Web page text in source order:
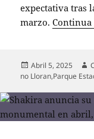
expectativa tras
marzo.Continua
Publicado
el
Abril 5, 2025
no Lloran,Parque